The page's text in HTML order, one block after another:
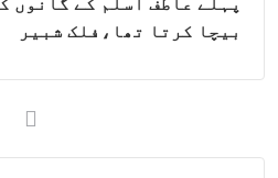
پہلے عاطف اسلم کے گانوں
بیچا کرتا تھا،فلک شبیر